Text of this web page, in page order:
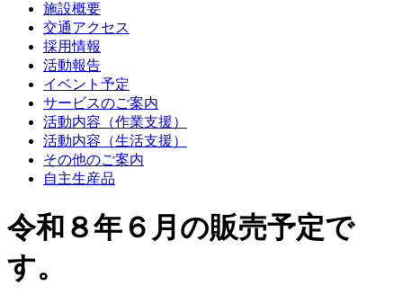
施設概要
交通アクセス
採用情報
活動報告
イベント予定
サービスのご案内
活動内容（作業支援）
活動内容（生活支援）
その他のご案内
自主生産品
令和８年６月の販売予定で
す。